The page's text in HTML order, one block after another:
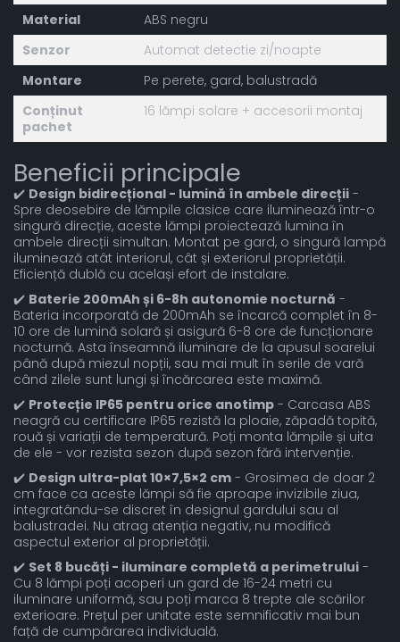
Material
ABS negru
Senzor
Automat detectie zi/noapte
Montare
Pe perete, gard, balustradă
Conținut
pachet
16 lămpi solare + accesorii montaj
Beneficii principale
✔️ Design bidirecțional - lumină în ambele direcții -
Spre deosebire de lămpile clasice care iluminează într-o
singură direcție, aceste lămpi proiectează lumina în
ambele direcții simultan. Montat pe gard, o singură lampă
iluminează atât interiorul, cât și exteriorul proprietății.
Eficiență dublă cu același efort de instalare.
✔️ Baterie 200mAh și 6-8h autonomie nocturnă -
Bateria incorporată de 200mAh se încarcă complet în 8-
10 ore de lumină solară și asigură 6-8 ore de funcționare
nocturnă. Asta înseamnă iluminare de la apusul soarelui
până după miezul nopții, sau mai mult în serile de vară
când zilele sunt lungi și încărcarea este maximă.
✔️ Protecție IP65 pentru orice anotimp - Carcasa ABS
neagră cu certificare IP65 rezistă la ploaie, zăpadă topită,
rouă și variații de temperatură. Poți monta lămpile și uita
de ele - vor rezista sezon după sezon fără intervenție.
✔️ Design ultra-plat 10×7,5×2 cm - Grosimea de doar 2
cm face ca aceste lămpi să fie aproape invizibile ziua,
integratându-se discret în designul gardului sau al
balustradei. Nu atrag atenția negativ, nu modifică
aspectul exterior al proprietății.
✔️ Set 8 bucăți - iluminare completă a perimetrului -
Cu 8 lămpi poți acoperi un gard de 16-24 metri cu
iluminare uniformă, sau poți marca 8 trepte ale scărilor
exterioare. Prețul per unitate este semnificativ mai bun
față de cumpărarea individuală.